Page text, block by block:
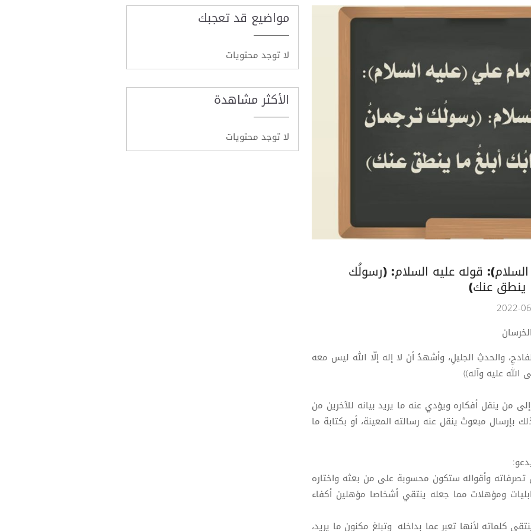
قوله عليه السلام: (رسولُك
ينطق عنك)
والحدثِ الجليلِ، وأشهدُ أن لا إله إلّا الله ليس معه
عليه وآله))
من ينقل أفكاره ويؤدي عنه ما يريد بيانه للآخرين من
مبعوث ينقل عنه رسالته المعينة، أو بكتابة ما
تصرفاته وأقواله ستكون محسوبة على من بعثه واختاره
ومؤهلات مما جعله ينتقي أشخاصا مؤهلين أكفاء
كلماته لأنها تعبر عما بداخله وتبلغ مكنون ما يريد،
مواضيع قد تعجبك
لا توجد محتويات
الأكثر مشاهدة
لا توجد محتويات